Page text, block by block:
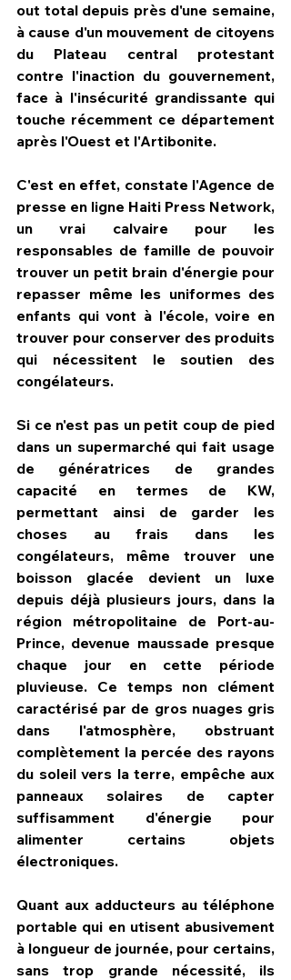
out total depuis près d'une semaine,
à cause d'un mouvement de citoyens
du Plateau central protestant
contre l'inaction du gouvernement,
face à l'insécurité grandissante qui
touche récemment ce département
après l'Ouest et l'Artibonite.
C'est en effet, constate l'Agence de
presse en ligne Haiti Press Network,
un vrai calvaire pour les
responsables de famille de pouvoir
trouver un petit brain d'énergie pour
repasser même les uniformes des
enfants qui vont à l'école, voire en
trouver pour conserver des produits
qui nécessitent le soutien des
congélateurs.
Si ce n'est pas un petit coup de pied
dans un supermarché qui fait usage
de génératrices de grandes
capacité en termes de KW,
permettant ainsi de garder les
choses au frais dans les
congélateurs, même trouver une
boisson glacée devient un luxe
depuis déjà plusieurs jours, dans la
région métropolitaine de Port-au-
Prince, devenue maussade presque
chaque jour en cette période
pluvieuse. Ce temps non clément
caractérisé par de gros nuages gris
dans l'atmosphère, obstruant
complètement la percée des rayons
du soleil vers la terre, empêche aux
panneaux solaires de capter
suffisamment d'énergie pour
alimenter certains objets
électroniques.
Quant aux adducteurs au téléphone
portable qui en utisent abusivement
à longueur de journée, pour certains,
sans trop grande nécessité, ils